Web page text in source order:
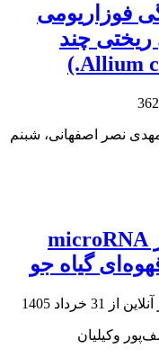
فوزاریومی
چند
نصر اصفهانی، شبنم
بهینه‌سازی یک زیست‌حسگر microRNA
گیاه جو
از 31 خرداد 1405
وکیلیان